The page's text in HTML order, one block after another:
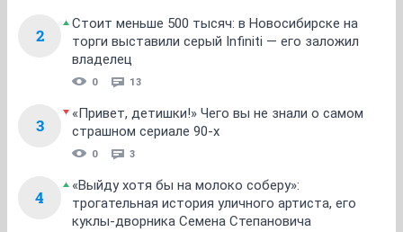
2
Стоит меньше 500 тысяч: в Новосибирске на
торги выставили серый Infiniti — его заложил
владелец
0 13
3
«Привет, детишки!» Чего вы не знали о самом
страшном сериале 90-х
0 3
4
«Выйду хотя бы на молоко соберу»:
трогательная история уличного артиста, его
куклы-дворника Семена Степановича